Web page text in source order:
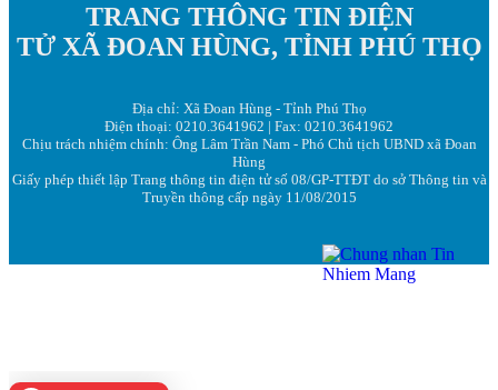
TRANG THÔNG TIN ĐIỆN
TỬ XÃ ĐOAN HÙNG, TỈNH PHÚ THỌ
Địa chỉ: Xã Đoan Hùng - Tỉnh Phú Thọ
Điện thoại: 0210.3641962 | Fax: 0210.3641962
Chịu trách nhiệm chính: Ông Lâm Trần Nam - Phó Chủ tịch UBND xã Đoan
Hùng
Giấy phép thiết lập Trang thông tin điện tử số 08/GP-TTĐT do sở Thông tin và
Truyền thông cấp ngày 11/08/2015